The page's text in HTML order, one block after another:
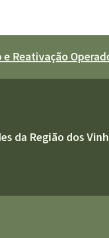
Reativação
da Região dos